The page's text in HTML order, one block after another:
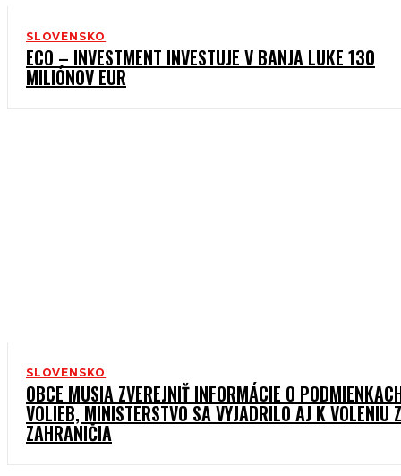
SLOVENSKO
ECO – INVESTMENT INVESTUJE V BANJA LUKE 130
MILIÓNOV EUR
SLOVENSKO
OBCE MUSIA ZVEREJNIŤ INFORMÁCIE O
VOLIEB, MINISTERSTVO SA VYJADRILO AJ K VOLENIU
ZAHRANIČIA